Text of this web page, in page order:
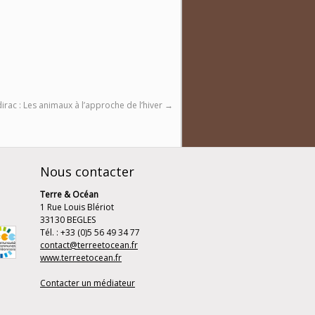
: Les animaux à l’approche de l’hiver →
Nous contacter
Terre & Océan
1 Rue Louis Blériot
33130 BEGLES
Tél. : +33 (0)5 56 49 34 77
contact@terreetocean.fr
www.terreetocean.fr
Contacter un médiateur